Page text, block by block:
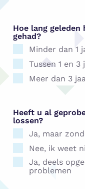
Hoe lang
gehad?
Minder dan 1
Tussen 1 en 3
Meer dan 3
Heeft u al
lossen?
Ja, maar
Nee, ik weet
Ja, deels
problemen